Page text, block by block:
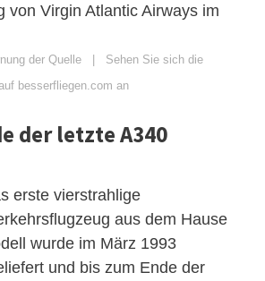
von Virgin Atlantic Airways im
der Quelle
Sehen Sie sich die
besserfliegen.com an
der letzte A340
erste vierstrahlige
aus dem Hause
wurde im März 1993
und bis zum Ende der